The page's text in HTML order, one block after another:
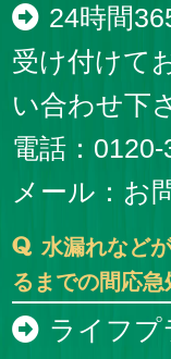
24時間
受け付けて
い合わせ下
電話：
メール： お
水漏れなど
るまでの間応
ライフプ